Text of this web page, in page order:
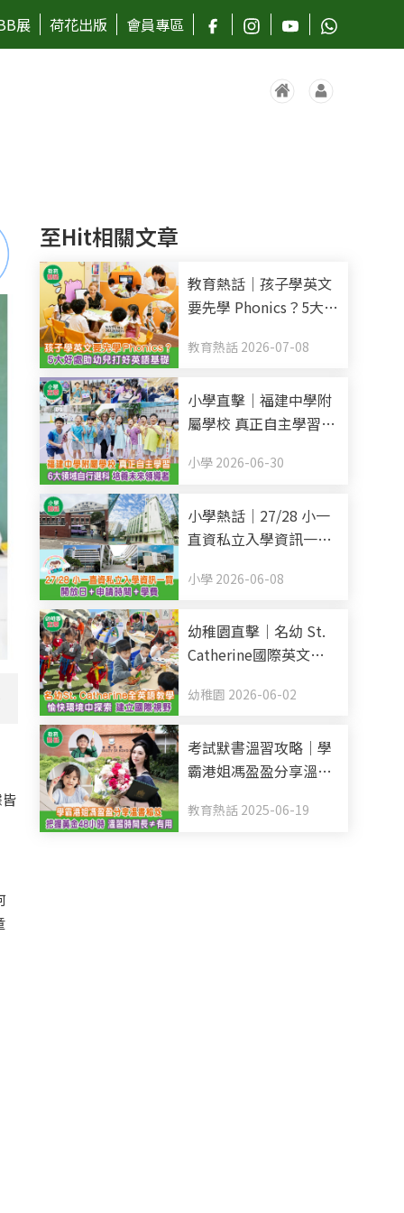
展 荷花出版 會員專區
至Hit相關文章
教育熱話｜孩子學英文
要先學 Phonics？5大好
教育熱話 2026-07-08
小學直擊｜福建中學附
屬學校 真正自主學習 6
來領導者
小學 2026-06-30
小學熱話｜27/28 小一
直資私立入學資訊一覽
(持續更新)
小學 2026-06-08
幼稚園直擊｜名幼 St.
Catherine國際英文幼
學 愉快環境中探索 建
幼稚園 2026-06-02
考試默書溫習攻略｜學
霸港姐馮盈盈分享溫書
憶法 溫習時間長不等於
教育熱話 2025-06-19